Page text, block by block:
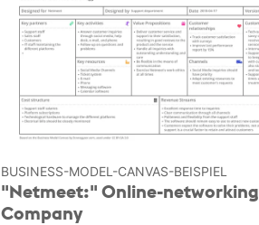
BUSINESS-MODEL-CANVAS-BEISPIEL
"Netmeet:" Online-networking
Company